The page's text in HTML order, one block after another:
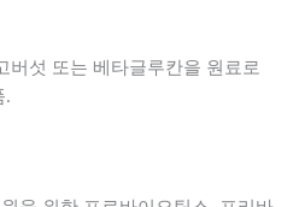
버섯 또는 베타글루칸을 원료로
.